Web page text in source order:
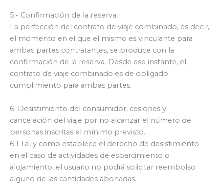
5.- Confirmación de la reserva.
La perfección del contrato de viaje combinado, es decir,
el momento en el que el mismo es vinculante para
ambas partes contratantes, se produce con la
confirmación de la reserva. Desde ese instante, el
contrato de viaje combinado es de obligado
cumplimiento para ambas partes.
6. Desistimiento del consumidor, cesiones y
cancelación del viaje por no alcanzar el número de
personas inscritas el mínimo previsto.
6.1 Tal y como establece el derecho de desistimiento
en el caso de actividades de esparcimiento o
alojamiento, el usuario no podrá solicitar reembolso
alguno de las cantidades abonadas.